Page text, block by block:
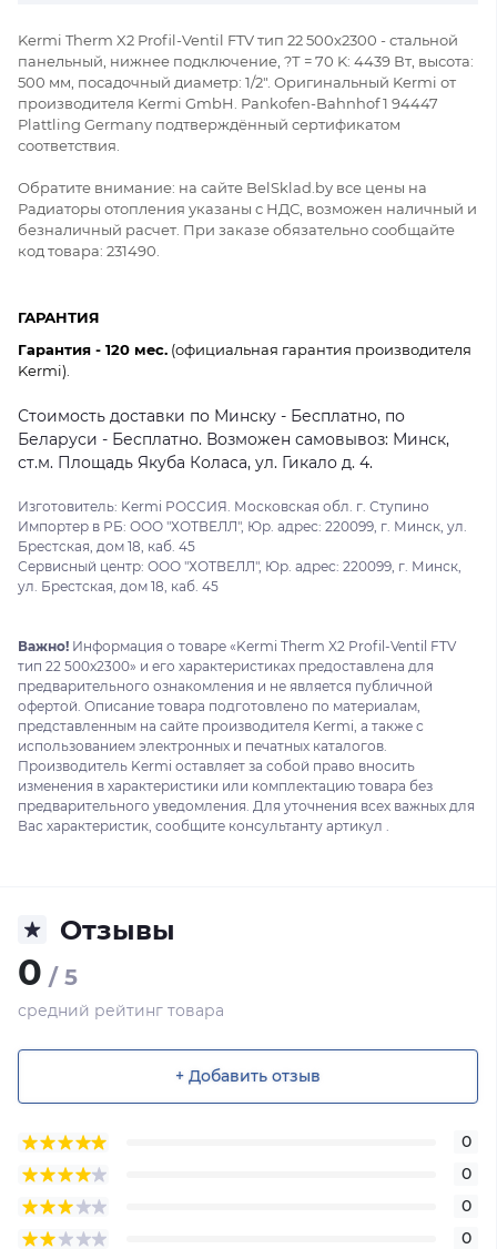
Kermi Therm X2 Profil-Ventil FTV тип 22 500x2300 - стальной
панельный, нижнее подключение, ?Т = 70 K: 4439 Вт, высота:
500 мм, посадочный диаметр: 1/2". Оригинальный Kermi от
производителя Kermi GmbH. Pankofen-Bahnhof 1 94447
Plattling Germany подтверждённый сертификатом
соответствия.
Обратите внимание: на сайте BelSklad.by все цены на
Радиаторы отопления указаны с НДС, возможен наличный и
безналичный расчет. При заказе обязательно сообщайте
код товара: 231490.
ГАРАНТИЯ
Гарантия - 120 мес. (официальная гарантия производителя
Kermi).
Стоимость доставки по Минску - Бесплатно, по
Беларуси - Бесплатно. Возможен самовывоз: Минск,
ст.м. Площадь Якуба Коласа, ул. Гикало д. 4.
Изготовитель: Kermi РОССИЯ. Московская обл. г. Ступино
Импортер в РБ: ООО "ХОТВЕЛЛ", Юр. адрес: 220099, г. Минск, ул.
Брестская, дом 18, каб. 45
Сервисный центр: ООО "ХОТВЕЛЛ", Юр. адрес: 220099, г. Минск,
ул. Брестская, дом 18, каб. 45
Важно! Информация о товаре «Kermi Therm X2 Profil-Ventil FTV
тип 22 500x2300» и его характеристиках предоставлена для
предварительного ознакомления и не является публичной
офертой. Описание товара подготовлено по материалам,
представленным на сайте производителя Kermi, а также с
использованием электронных и печатных каталогов.
Производитель Kermi оставляет за собой право вносить
изменения в характеристики или комплектацию товара без
предварительного уведомления. Для уточнения всех важных для
Вас характеристик, сообщите консультанту артикул .
Отзывы
0 / 5
средний рейтинг товара
+ Добавить отзыв
0
0
0
0